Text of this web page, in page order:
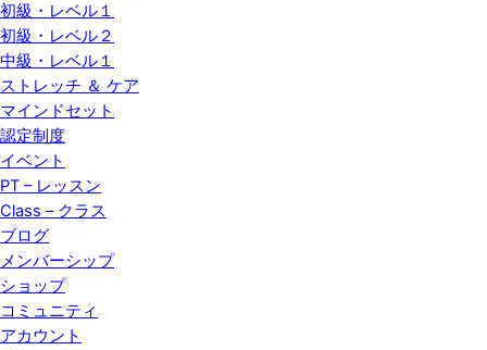
初級・レベル１
初級・レベル２
中級・レベル１
ストレッチ ＆ ケア
マインドセット
認定制度
イベント
PT – レッスン
Class – クラス
ブログ
メンバーシップ
ショップ
コミュニティ
アカウント